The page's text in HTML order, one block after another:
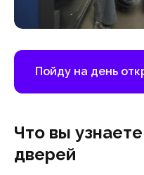
Пойду на день
Что вы
дверей